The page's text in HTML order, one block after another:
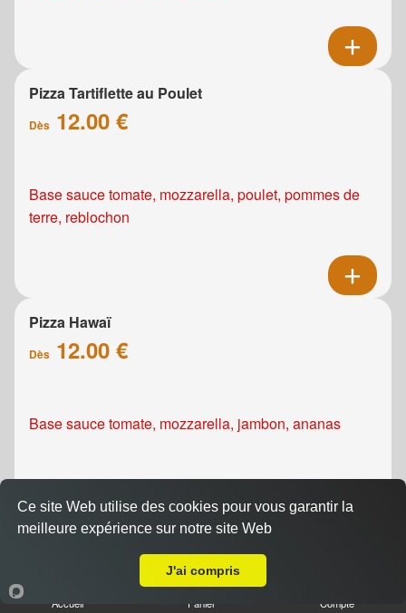
Pizza Tartiflette au Poulet
Dès 12.00 €
Base sauce tomate, mozzarella, poulet, pommes de
terre, reblochon
Pizza Hawaï
Dès 12.00 €
Base sauce tomate, mozzarella, jambon, ananas
Accueil Panier Compte
Ce site Web utilise des cookies pour vous garantir la
meilleure expérience sur notre site Web
J'ai compris